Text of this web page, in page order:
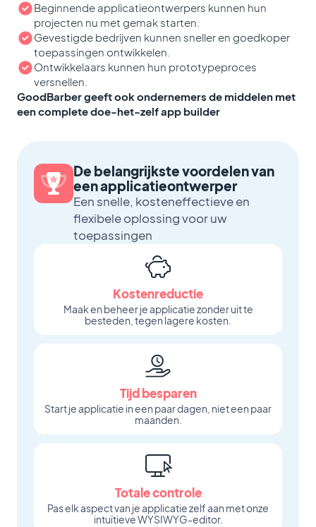
Beginnende applicatieontwerpers kunnen hun
projecten nu met gemak starten.
Gevestigde bedrijven kunnen sneller en goedkoper
toepassingen ontwikkelen.
Ontwikkelaars kunnen hun prototypeproces
versnellen.
GoodBarber geeft ook ondernemers de middelen met
een complete doe-het-zelf app builder
De belangrijkste voordelen van
een applicatieontwerper
Een snelle, kosteneffectieve en
flexibele oplossing voor uw
toepassingen
Kostenreductie
Maak en beheer je applicatie zonder uit te
besteden, tegen lagere kosten.
Tijd besparen
Start je applicatie in een paar dagen, niet een paar
maanden.
Totale controle
Pas elk aspect van je applicatie zelf aan met onze
intuïtieve WYSIWYG-editor.